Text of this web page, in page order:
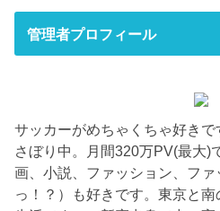
管理者プロフィール
サッカーがめちゃくちゃ好き
さぼり中。月間320万PV(最大)
画、小説、ファッション、ファ
っ！？）も好きです。東京と